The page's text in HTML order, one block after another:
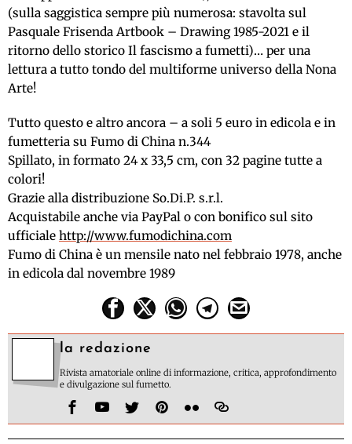
(sulla saggistica sempre più numerosa: stavolta sul
Pasquale Frisenda Artbook – Drawing 1985-2021 e il
ritorno dello storico Il fascismo a fumetti)… per una
lettura a tutto tondo del multiforme universo della Nona
Arte!
Tutto questo e altro ancora – a soli 5 euro in edicola e in
fumetteria su Fumo di China n.344
Spillato, in formato 24 x 33,5 cm, con 32 pagine tutte a
colori!
Grazie alla distribuzione So.Di.P. s.r.l.
Acquistabile anche via PayPal o con bonifico sul sito
ufficiale http://www.fumodichina.com
Fumo di China è un mensile nato nel febbraio 1978, anche
in edicola dal novembre 1989
la redazione
Rivista amatoriale online di informazione, critica, approfondimento
e divulgazione sul fumetto.